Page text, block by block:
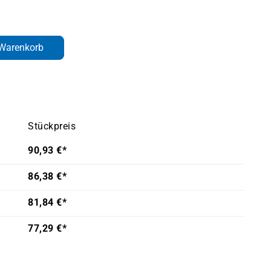
gewünschten Wert ein oder
Stückpreis
90,93 €*
86,38 €*
81,84 €*
77,29 €*